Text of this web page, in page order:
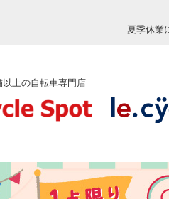
夏季休業
以上の自転車専門店